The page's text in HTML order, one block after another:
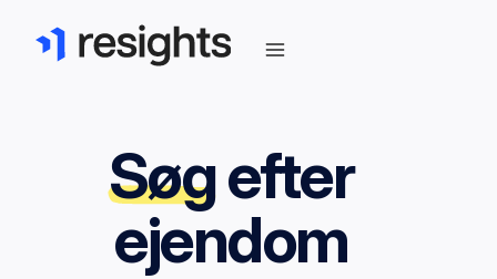
Søgefter
ejendom